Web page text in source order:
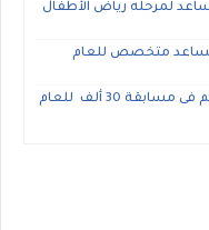
لمرحله رياض الأطفال
مساعد متخصص للعام
الأوراق والمستندات المطلوبة للتقديم فى مسابقة 30 ألف للعام